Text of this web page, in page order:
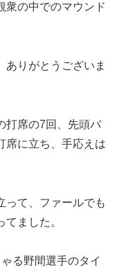
衆の中でのマウンド
ありがとうございま
打席の7回、先頭バ
席に立ち、手応えは
って、ファールでも
ました。
る野間選手のタイ